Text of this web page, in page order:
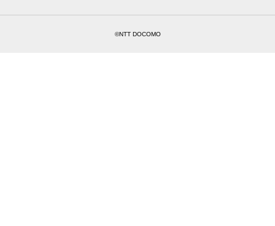
©NTT DOCOMO